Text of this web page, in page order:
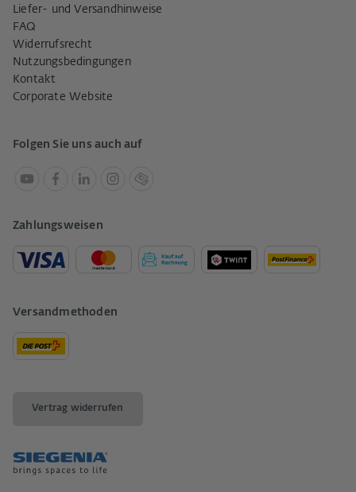
Liefer- und Versandhinweise
FAQ
Widerrufsrecht
Nutzungsbedingungen
Kontakt
Corporate Website
Folgen Sie uns auch auf
Zahlungsweisen
Versandmethoden
Vertrag widerrufen